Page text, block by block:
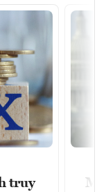
truy